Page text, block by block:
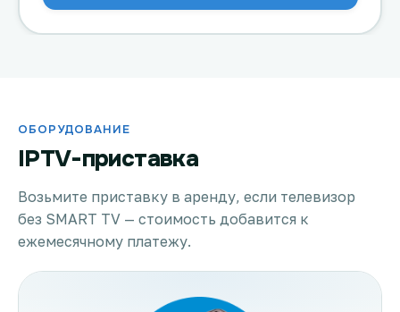
ОБОРУДОВАНИЕ
IPTV-приставка
Возьмите приставку в аренду, если телевизор
без SMART TV — стоимость добавится к
ежемесячному платежу.